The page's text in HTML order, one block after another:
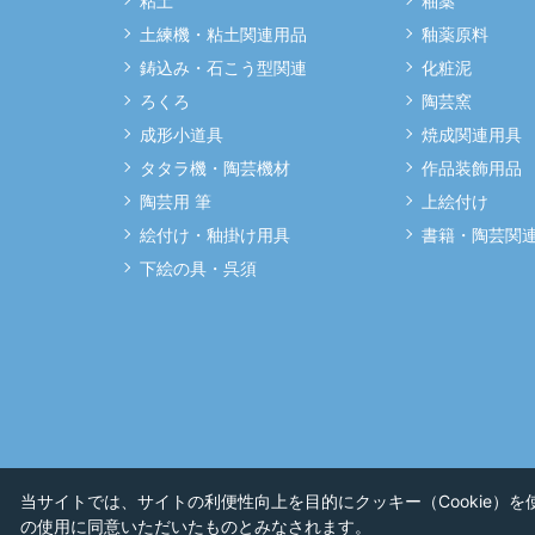
土練機・粘土関連用品
鋳込み・石こう型関連
ろくろ
成形小道具
タタラ機・陶芸機材
陶芸用 筆
絵付け・釉掛け用具
下絵の具・呉須
釉薬原料
化粧泥
陶芸窯
焼成関連用具
作品装飾用品
上絵付け
書籍・陶芸関
当サイトでは、サイトの利便性向上を目的にクッキー（Cookie）を
の使用に同意いただいたものとみなされます。